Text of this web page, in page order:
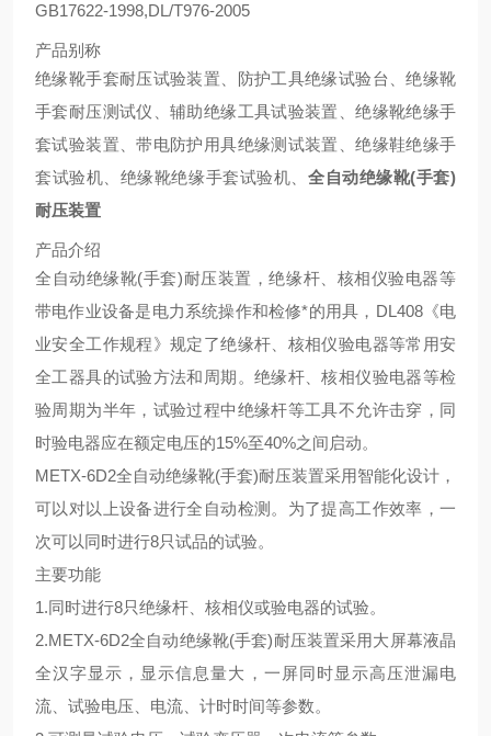
GB17622-1998,DL/T976-2005
产品别称
绝缘靴手套耐压试验装置、防护工具绝缘试验台、绝缘靴
手套耐压测试仪、辅助绝缘工具试验装置、绝缘靴绝缘手
套试验装置、带电防护用具绝缘测试装置、绝缘鞋绝缘手
套试验机、绝缘靴绝缘手套试验机、 全自动绝缘靴(手套)
耐压装置
产品介绍
全自动绝缘靴(手套)耐压装置 ，绝缘杆、核相仪验电器等
带电作业设备是电力系统操作和检修*的用具，DL408《电
业安全工作规程》规定了绝缘杆、核相仪验电器等常用安
全工器具的试验方法和周期。绝缘杆、核相仪验电器等检
验周期为半年，试验过程中绝缘杆等工具不允许击穿，同
时验电器应在额定电压的15%至40%之间启动。
METX-6D2全自动绝缘靴(手套)耐压装置采用智能化设计，
可以对以上设备进行全自动检测。为了提高工作效率，一
次可以同时进行8只试品的试验。
主要功能
1.同时进行8只绝缘杆、核相仪或验电器的试验。
2.METX-6D2全自动绝缘靴(手套)耐压装置采用大屏幕液晶
全汉字显示，显示信息量大，一屏同时显示高压泄漏电
流、试验电压、电流、计时时间等参数。